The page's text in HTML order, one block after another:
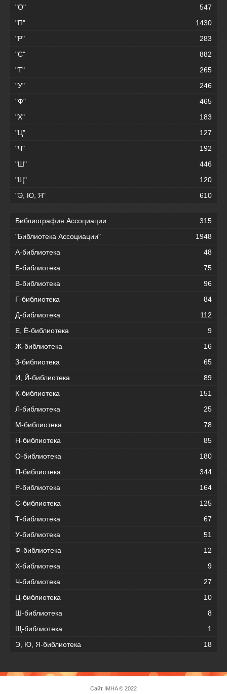
"О"
547
"П"
1430
"Р"
283
"С"
882
"Т"
265
"У"
246
"Ф"
465
"Х"
183
"Ц"
127
"Ч"
192
"Ш"
446
"Щ"
120
"Э, Ю, Я"
610
Библиография Ассоциации
315
"Библиотека Ассоциации"
1948
А-библиотека
48
Б-библиотека
75
В-библиотека
96
Г-библиотека
84
Д-библиотека
112
Е, Ё-библиотека
9
Ж-библиотека
16
З-библиотека
65
И, Й-библиотека
89
К-библиотека
151
Л-библиотека
25
М-библиотека
78
Н-библиотека
85
О-библиотека
180
П-библиотека
344
Р-библиотека
164
С-библиотека
125
Т-библиотека
67
У-библиотека
51
Ф-библиотека
12
Х-библиотека
9
Ч-библиотека
27
Ц-библиотека
10
Ш-библиотека
8
Щ-библиотека
1
Э, Ю, Я-библиотека
18
Сайт IMHA© 2022